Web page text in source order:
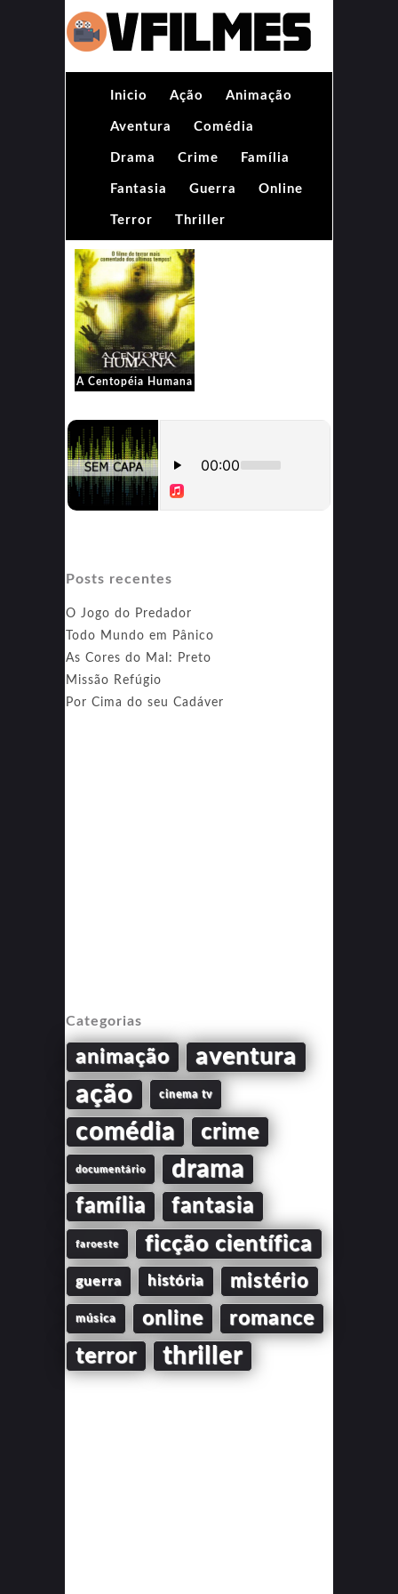
Inicio Ação Animação
Aventura Comédia
Drama Crime Família
Fantasia Guerra Online
Terror Thriller
A Centopéia Humana
Posts recentes
O Jogo do Predador
Todo Mundo em Pânico
As Cores do Mal: Preto
Missão Refúgio
Por Cima do seu Cadáver
Categorias
animação aventura
ação cinema tv
comédia crime
documentário drama
família fantasia
faroeste ficção científica
guerra história mistério
música online romance
terror thriller